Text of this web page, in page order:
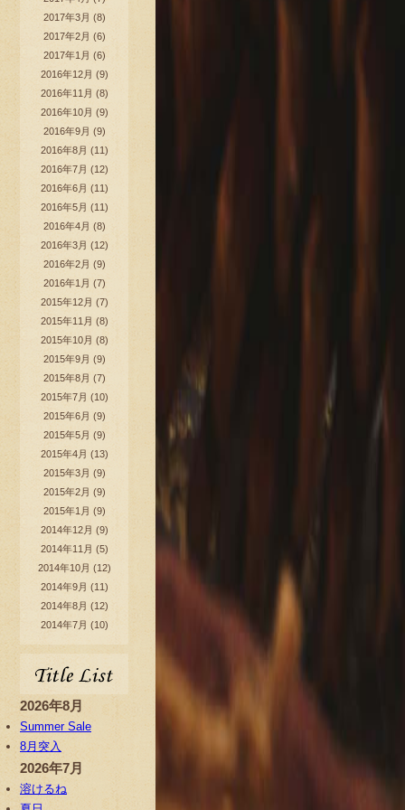
2017年3月 (8)
2017年2月 (6)
2017年1月 (6)
2016年12月 (9)
2016年11月 (8)
2016年10月 (9)
2016年9月 (9)
2016年8月 (11)
2016年7月 (12)
2016年6月 (11)
2016年5月 (11)
2016年4月 (8)
2016年3月 (12)
2016年2月 (9)
2016年1月 (7)
2015年12月 (7)
2015年11月 (8)
2015年10月 (8)
2015年9月 (9)
2015年8月 (7)
2015年7月 (10)
2015年6月 (9)
2015年5月 (9)
2015年4月 (13)
2015年3月 (9)
2015年2月 (9)
2015年1月 (9)
2014年12月 (9)
2014年11月 (5)
2014年10月 (12)
2014年9月 (11)
2014年8月 (12)
2014年7月 (10)
2026年8月
Summer Sale
8月突入
2026年7月
溶けるね